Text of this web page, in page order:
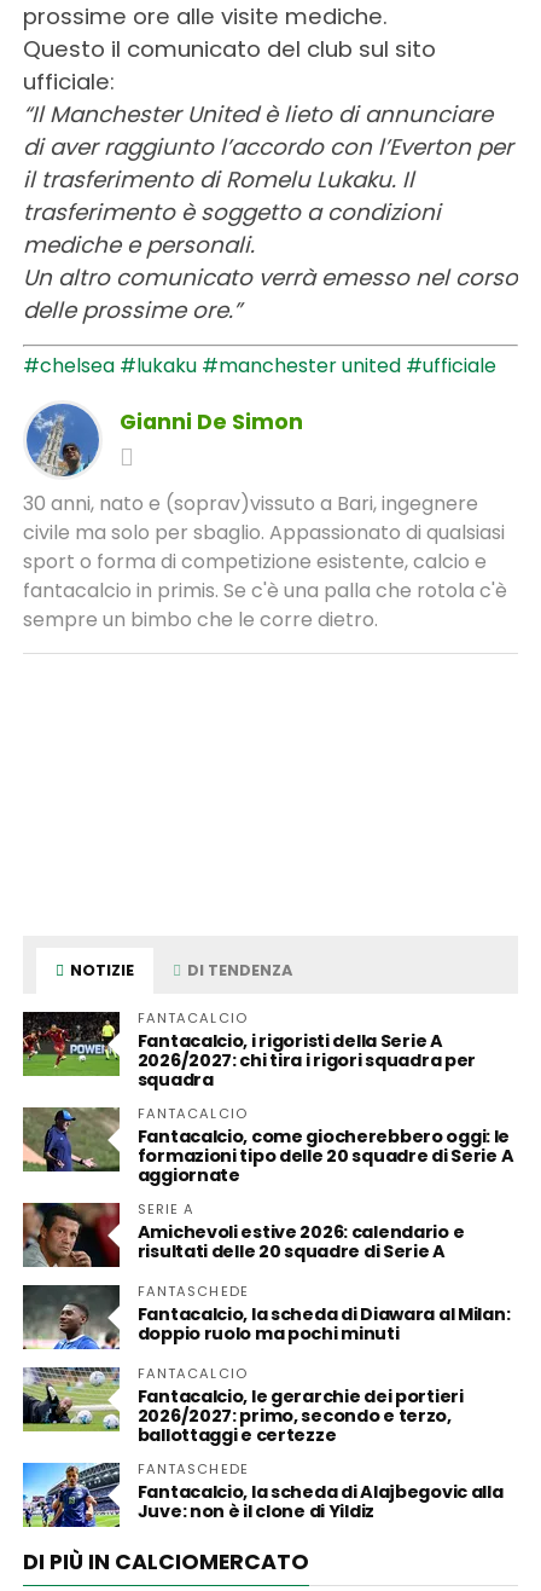
prossime ore alle visite mediche.
Questo il comunicato del club sul sito
ufficiale:
“Il Manchester United è lieto di annunciare
di aver raggiunto l’accordo con l’Everton per
il trasferimento di Romelu Lukaku. Il
trasferimento è soggetto a condizioni
mediche e personali.
Un altro comunicato verrà emesso nel corso
delle prossime ore.”
#chelsea #lukaku #manchester united #ufficiale
Gianni De Simon
30 anni, nato e (soprav)vissuto a Bari, ingegnere
civile ma solo per sbaglio. Appassionato di qualsiasi
sport o forma di competizione esistente, calcio e
fantacalcio in primis. Se c'è una palla che rotola c'è
sempre un bimbo che le corre dietro.
NOTIZIE DI TENDENZA
FANTACALCIO
Fantacalcio, i rigoristi della Serie A
2026/2027: chi tira i rigori squadra per
squadra
FANTACALCIO
Fantacalcio, come giocherebbero oggi: le
formazioni tipo delle 20 squadre di Serie A
aggiornate
SERIE A
Amichevoli estive 2026: calendario e
risultati delle 20 squadre di Serie A
FANTASCHEDE
Fantacalcio, la scheda di Diawara al Milan:
doppio ruolo ma pochi minuti
FANTACALCIO
Fantacalcio, le gerarchie dei portieri
2026/2027: primo, secondo e terzo,
ballottaggi e certezze
FANTASCHEDE
Fantacalcio, la scheda di Alajbegovic alla
Juve: non è il clone di Yildiz
DI PIÙ IN CALCIOMERCATO